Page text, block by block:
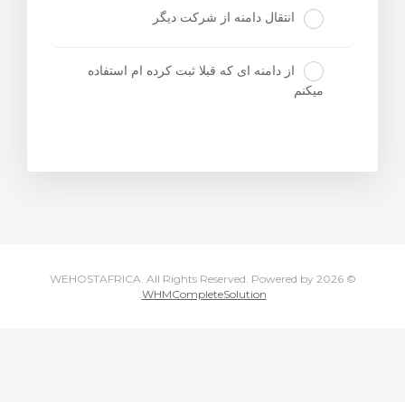
انتقال دامنه از شرکت دیگر
از دامنه ای که قبلا ثبت کرده ام استفاده
میکنم
© 2026 WEHOSTAFRICA. All Rights Reserved.
Powered by
WHMCompleteSolution